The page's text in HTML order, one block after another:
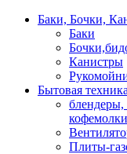
Баки, Бочки,
Баки
Канистры
Бытовая техника
блендеры,
кофемолки
Плиты-